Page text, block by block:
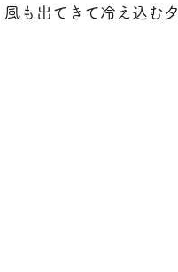
も出てきて冷え込む